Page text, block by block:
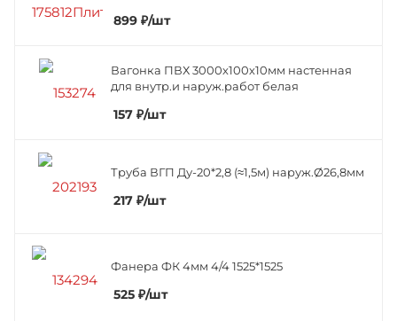
899 ₽/шт
Вагонка ПВХ 3000х100х10мм настенная
для внутр.и наруж.работ белая
157 ₽/шт
Труба ВГП Ду-20*2,8 (≈1,5м) наруж.Ø26,8мм
217 ₽/шт
Фанера ФК 4мм 4/4 1525*1525
525 ₽/шт